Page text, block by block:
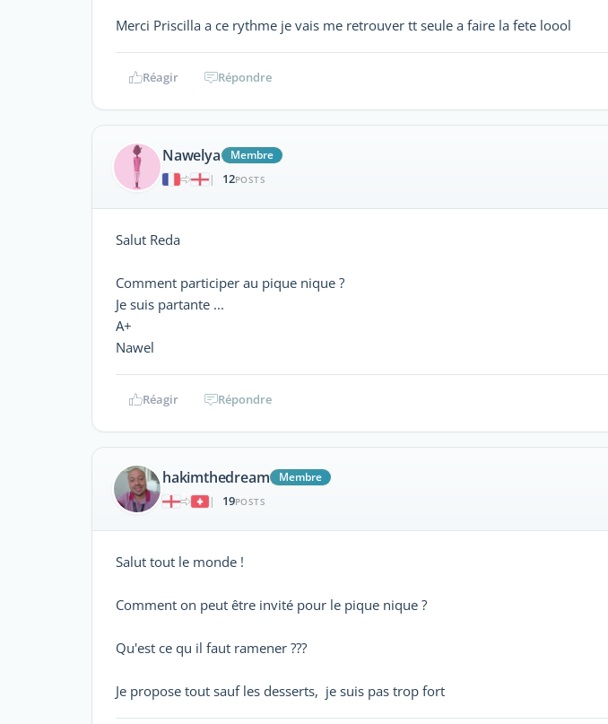
Merci Priscilla a ce rythme je vais me retrouver tt seule a faire la fete loool
Réagir Répondre
Nawelya
Membre
|
12POSTS
Salut Reda
Comment participer au pique nique ?
Je suis partante ...
A+
Nawel
Réagir Répondre
hakimthedream
Membre
|
19POSTS
Salut tout le monde !
Comment on peut être invité pour le pique nique ?
Qu'est ce qu il faut ramener ???
Je propose tout sauf les desserts, je suis pas trop fort